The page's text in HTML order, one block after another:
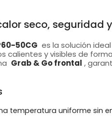
seco, seguridad
50CG es la solución
calientes y visibles de
Grab & Go frontal ,
temperatura uniforme sin